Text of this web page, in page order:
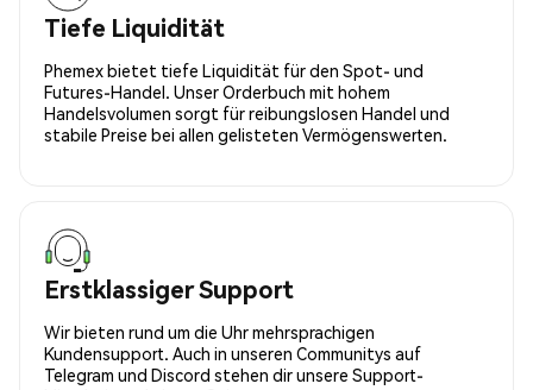
Tiefe Liquidität
Phemex bietet tiefe Liquidität für den Spot- und
Futures-Handel. Unser Orderbuch mit hohem
Handelsvolumen sorgt für reibungslosen Handel und
stabile Preise bei allen gelisteten Vermögenswerten.
Erstklassiger Support
Wir bieten rund um die Uhr mehrsprachigen
Kundensupport. Auch in unseren Communitys auf
Telegram und Discord stehen dir unsere Support-